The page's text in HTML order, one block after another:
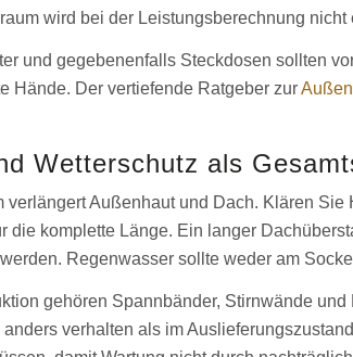
wird bei der Leistungsberechnung
und gegebenenfalls Steckdosen sollten
Hände. Der vertiefende Ratgeber zur
Wetterschutz als
verlängert Außenhaut und Dach. Klären
die komplette Länge. Ein langer
Regenwasser sollte weder am
gehören Spannbänder, Stirnwände
verhalten als im